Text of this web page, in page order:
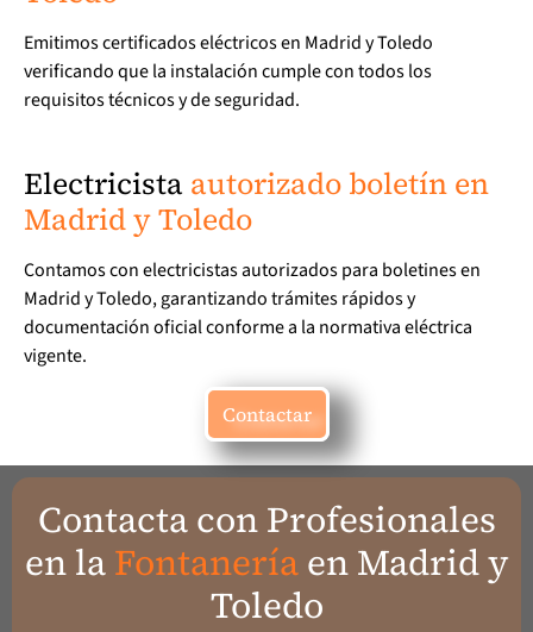
Emitimos certificados eléctricos en Madrid y Toledo
verificando que la instalación cumple con todos los
requisitos técnicos y de seguridad.
Electricista autorizado boletín en
Madrid y Toledo
Contamos con electricistas autorizados para boletines en
Madrid y Toledo, garantizando trámites rápidos y
documentación oficial conforme a la normativa eléctrica
vigente.
Contactar
Contacta con Profesionales
en laFontanería en Madrid y
Toledo